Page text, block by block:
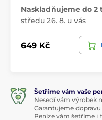
Naskladňujeme do 2
středu 26. 8. u vás
649 Kč
Šetříme vám vaše
Nesedí vám výrobek
Garantujeme
Peníze vám šetříme i